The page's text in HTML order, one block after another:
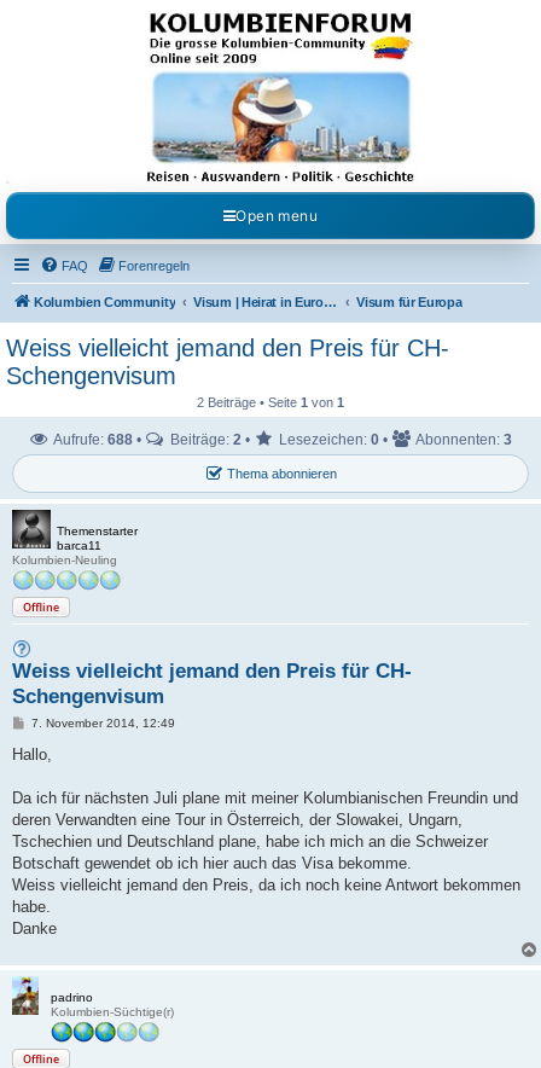
Kolumbienforum - Das
grosse Forum der
Freunde Kolumbiens
Reisen, Auswandern, Kultur, Politik, Geschichte und Visum in Kolumbien und Venezuela.
Austausch, Erfahrungen und Gemeinschaft im Kolumbienforum
Open menu
FAQ Forenregeln
Kolumbien Community Visum | Heirat in Europa | Visaangelegenheiten Visum für Europa
Weiss vielleicht jemand den Preis für CH-
Schengenvisum
2 Beiträge • Seite 1 von 1
Thema abonnieren
Aufrufe: 688 • Beiträge: 2 • Lesezeichen: 0 • Abonnenten: 3
Themenstarter
barca11
Kolumbien-Neuling
Offline
Weiss vielleicht jemand den Preis für CH-
Schengenvisum
B
i
a
7. November 2014, 12:49
Hallo,
Da ich für nächsten Juli plane mit meiner Kolumbianischen Freundin und
deren Verwandten eine Tour in Österreich, der Slowakei, Ungarn,
Tschechien und Deutschland plane, habe ich mich an die Schweizer
Botschaft gewendet ob ich hier auch das Visa bekomme.
Weiss vielleicht jemand den Preis, da ich noch keine Antwort bekommen
habe.
Danke
padrino
Kolumbien-Süchtige(r)
Offline